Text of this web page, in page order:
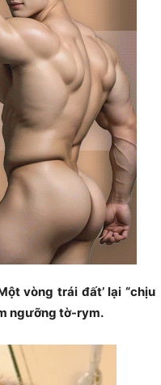
vòng trái đất’ lại “chịu
ngưỡng tờ-rym.